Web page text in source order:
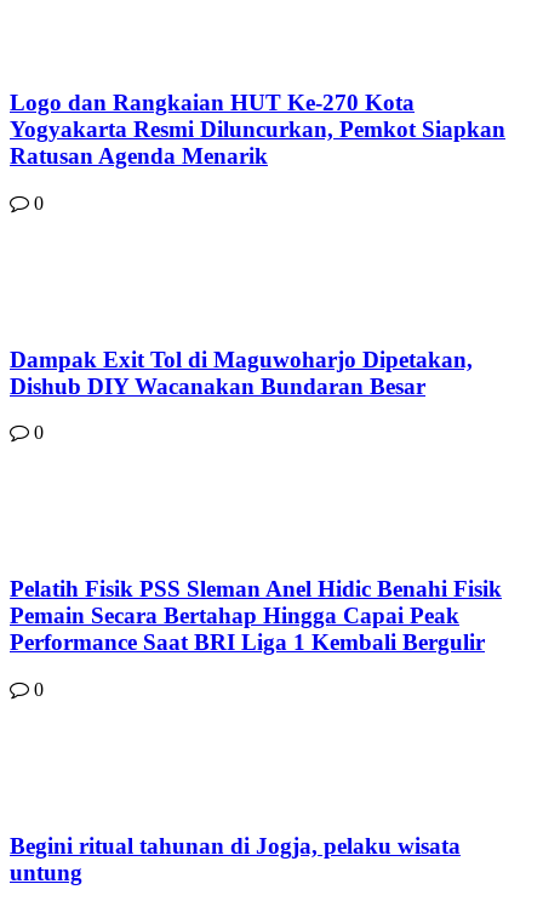
Logo dan Rangkaian HUT Ke-270 Kota
Yogyakarta Resmi Diluncurkan, Pemkot Siapkan
Ratusan Agenda Menarik
0
Dampak Exit Tol di Maguwoharjo Dipetakan,
Dishub DIY Wacanakan Bundaran Besar
0
Pelatih Fisik PSS Sleman Anel Hidic Benahi Fisik
Pemain Secara Bertahap Hingga Capai Peak
Performance Saat BRI Liga 1 Kembali Bergulir
0
Begini ritual tahunan di Jogja, pelaku wisata
untung